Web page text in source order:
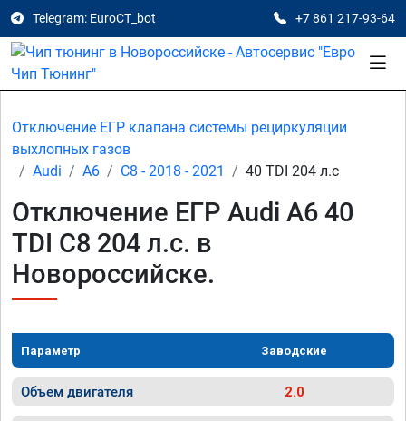
Telegram: EuroCT_bot +7 861 217-93-64
Отключение ЕГР клапана системы рециркуляции
выхлопных газов
Audi
A6 C8 - 2018 - 2021 40 TDI 204 л.с
Отключение ЕГР Audi A6 40
TDI C8 204 л.с. в
Новороссийске.
Параметр Заводские
Объем двигателя 2.0